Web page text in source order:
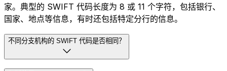
家。典型的 SWIFT 代码长度为 8 或 11 个字符，包括银行、
国家、地点等信息，有时还包括特定分行的信息。
不同分支机构的 SWIFT 代码是否相同？